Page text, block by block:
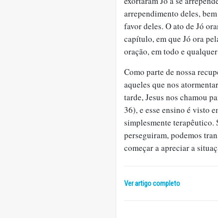
arrependimento deles,
favor deles. O ato de Jó
capítulo, em que Jó ora
oração, em todo e
Como parte de nossa
aqueles que nos
tarde, Jesus nos chamou
36), e esse ensino é visto
simplesmente terapêutico.
perseguiram, podemos
começar a apreciar a
Ver artigo completo